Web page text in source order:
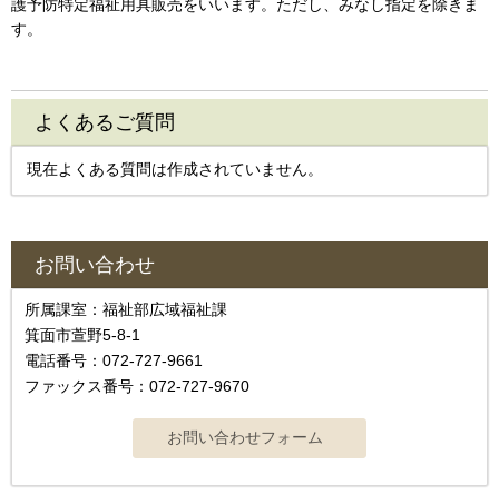
護予防特定福祉用具販売をいいます。ただし、みなし指定を除きま
す。
よくあるご質問
現在よくある質問は作成されていません。
お問い合わせ
所属課室：福祉部広域福祉課
箕面市萱野5-8-1
電話番号：072-727-9661
ファックス番号：072-727-9670